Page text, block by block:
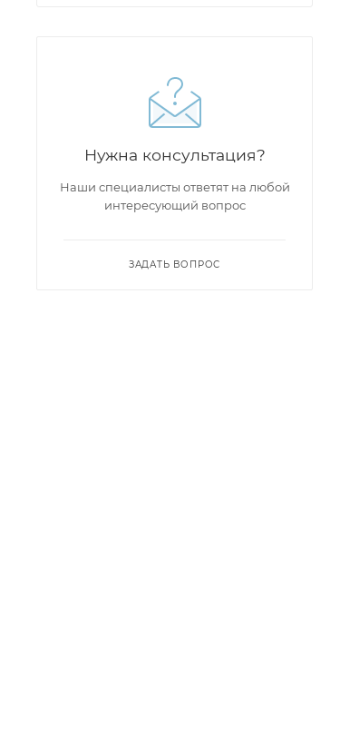
Нужна консультация?
Наши специалисты ответят на любой
интересующий вопрос
ЗАДАТЬ ВОПРОС